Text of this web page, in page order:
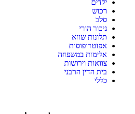
ילדים
רכוש
סלב
ניכור הורי
תלונות שווא
אפוטרופוסות
אלימות במשפחה
צוואות וירושות
בית הדין הרבני
כללי